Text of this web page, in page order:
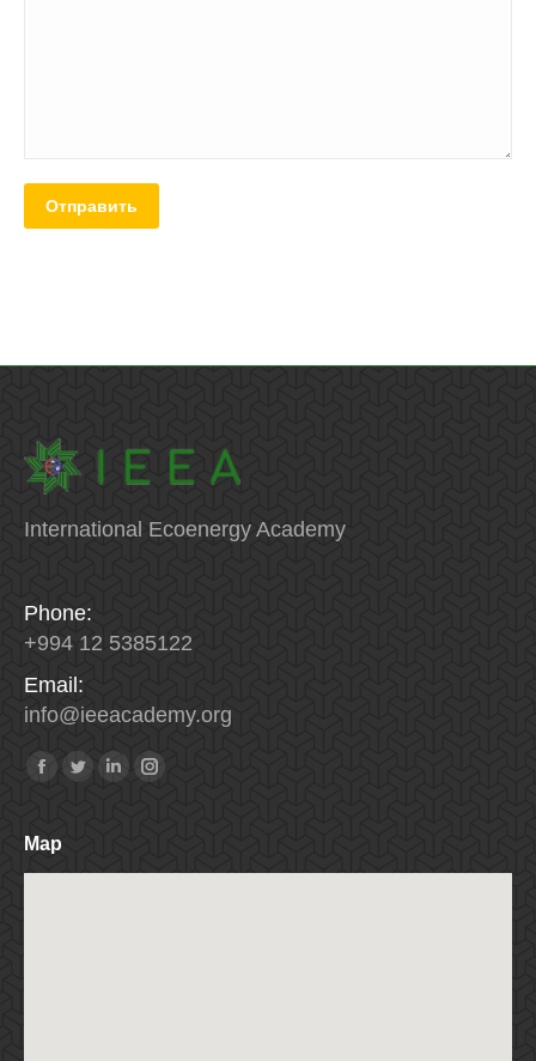
Отправить
International Ecoenergy Academy
Phone:
+994 12 5385122
Email:
info@ieeacademy.org
Найдите нас:
Facebook
TwitterLinkedinInstagram
Map